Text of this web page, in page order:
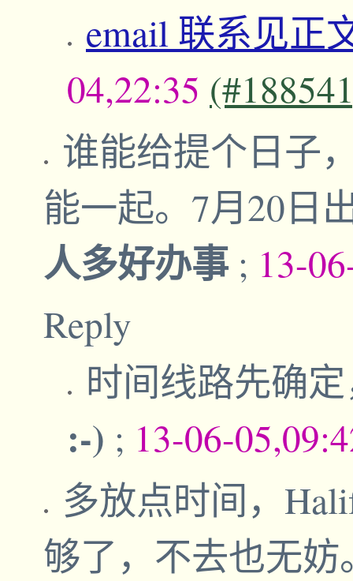
email 联系见正
04,22:35
谁能给提个日子
能一起。7月20日
人多好办事 ; 13-
Reply
时间线路先确
:-) ; 13-06-
多放点时间，
够了，不去也无妨